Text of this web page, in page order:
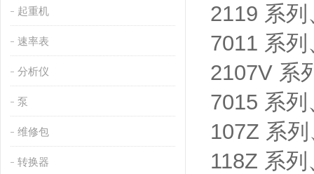
起重机
速率表
分析仪
泵
维修包
转换器
2119 系
7011 系
2107V 系
7015 系
107Z 系
118Z 系